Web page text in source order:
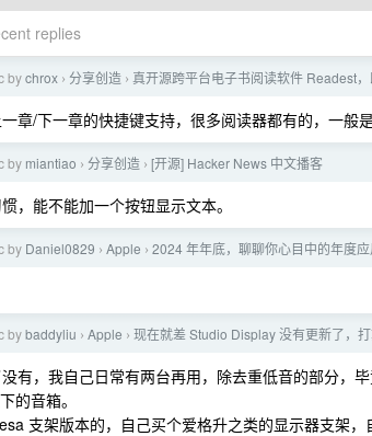
replies
bychrox › 分享创造 › 真开源跨平台电子书阅读软件 Readest
章/下一章的快捷键支持，很多阅读器都有的，一般
by miantiao › 分享创造 › [开源] Hacker News 中文播客
，能不能加一个按钮显示文本。
by Daniel0829 › Apple › 2024 年年底，聊聊你心目中的年度应
bybaddyliu › Apple › 现在就差 Studio Display 没有更新了，
有，我自己日常有两台再用，除去重低音的部分，
的音箱。
支架版本的，自己买个爱格升之类的显示器支架